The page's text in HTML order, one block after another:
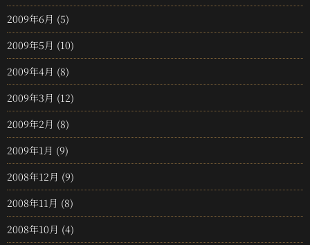
2009年6月 (5)
2009年5月 (10)
2009年4月 (8)
2009年3月 (12)
2009年2月 (8)
2009年1月 (9)
2008年12月 (9)
2008年11月 (8)
2008年10月 (4)